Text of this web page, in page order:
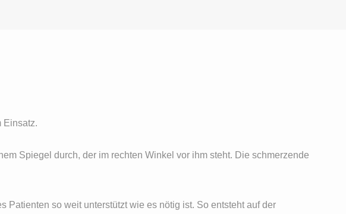
Einsatz.
Spiegel durch, der im rechten Winkel vor ihm steht. Die schmerzende
Patienten so weit unterstützt wie es nötig ist. So entsteht auf der